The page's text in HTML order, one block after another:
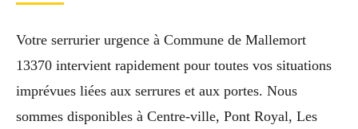
Votre serrurier urgence à Commune de Mallemort
13370 intervient rapidement pour toutes vos situations
imprévues liées aux serrures et aux portes. Nous
sommes disponibles à Centre-ville, Pont Royal, Les